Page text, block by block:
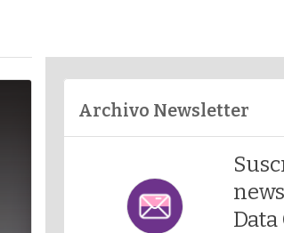
Archivo Newsletter